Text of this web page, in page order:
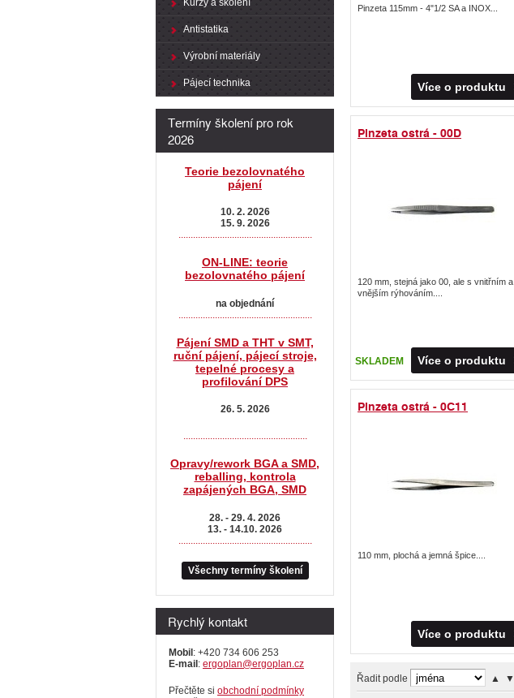
Pinzeta 115mm - 4"1/2 SA a INOX...
Více o produktu
Pinzeta ostrá - 00D
120 mm, stejná jako 00, ale s vnitřním a
vnějším rýhováním....
SKLADEM Více o produktu
Pinzeta ostrá - 0C11
110 mm, plochá a jemná špice....
Více o produktu
Řadit podle ▲ ▼
Kurzy a školení
Antistatika
Výrobní materiály
Pájecí technika
Termíny školení pro rok
2026
Teorie bezolovnatého
pájení
10. 2. 2026
15. 9. 2026
.......................................................
ON-LINE: teorie
bezolovnatého pájení
na objednání
Pájení SMD a THT v SMT,
ruční pájení, pájecí stroje,
tepelné procesy a
profilování DPS
26. 5. 2026
...................................................
Opravy/rework BGA a SMD,
reballing, kontrola
zapájených BGA, SMD
28. - 29. 4. 2026
13. - 14.10. 2026
Všechny termíny školení
Rychlý kontakt
Mobil: +420 734 606 253
E-mail: ergoplan@ergoplan.cz
Přečtěte si obchodní podmínky